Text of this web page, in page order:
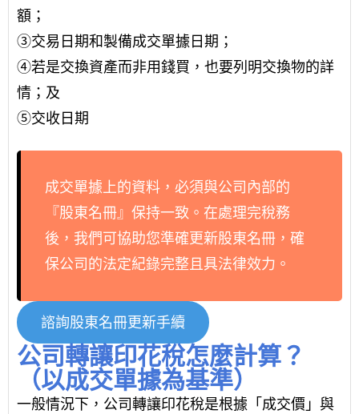
額；
③交易日期和製備成交單據日期；
④若是交換資產而非用錢買，也要列明交換物的詳
情；及
⑤交收日期
成交單據上的資料，必須與公司內部的
『股東名冊』保持一致。在處理完稅務
後，我們可協助您準確更新股東名冊，確
保公司的法定紀錄完整且具法律效力。
諮詢股東名冊更新手續
公司轉讓印花稅怎麼計算？
（以成交單據為基準）
一般情況下，公司轉讓印花稅是根據「成交價」與